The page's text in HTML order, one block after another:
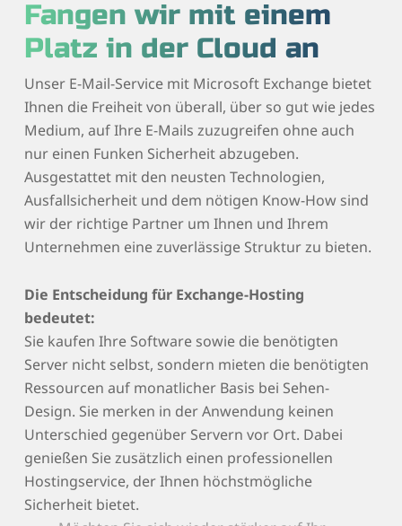
Fangen wir mit einem
Platz in der Cloud an
Unser E-Mail-Service mit Microsoft Exchange bietet
Ihnen die Freiheit von überall, über so gut wie jedes
Medium, auf Ihre E-Mails zuzugreifen ohne auch
nur einen Funken Sicherheit abzugeben.
Ausgestattet mit den neusten Technologien,
Ausfallsicherheit und dem nötigen Know-How sind
wir der richtige Partner um Ihnen und Ihrem
Unternehmen eine zuverlässige Struktur zu bieten.
Die Entscheidung für Exchange-Hosting
bedeutet:
Sie kaufen Ihre Software sowie die benötigten
Server nicht selbst, sondern mieten die benötigten
Ressourcen auf monatlicher Basis bei Sehen-
Design. Sie merken in der Anwendung keinen
Unterschied gegenüber Servern vor Ort. Dabei
genießen Sie zusätzlich einen professionellen
Hostingservice, der Ihnen höchstmögliche
Sicherheit bietet.